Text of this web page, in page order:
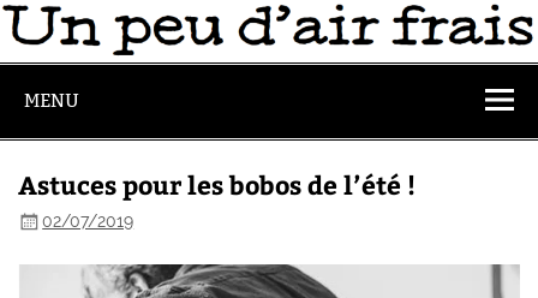
MENU
Astuces pour les bobos de l’été !
02/07/2019